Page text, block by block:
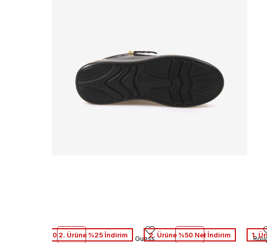
1. Ürüne %10 2. Ürüne %25 İndirim Guess2. Ürüne %50 Net İndirim 1.